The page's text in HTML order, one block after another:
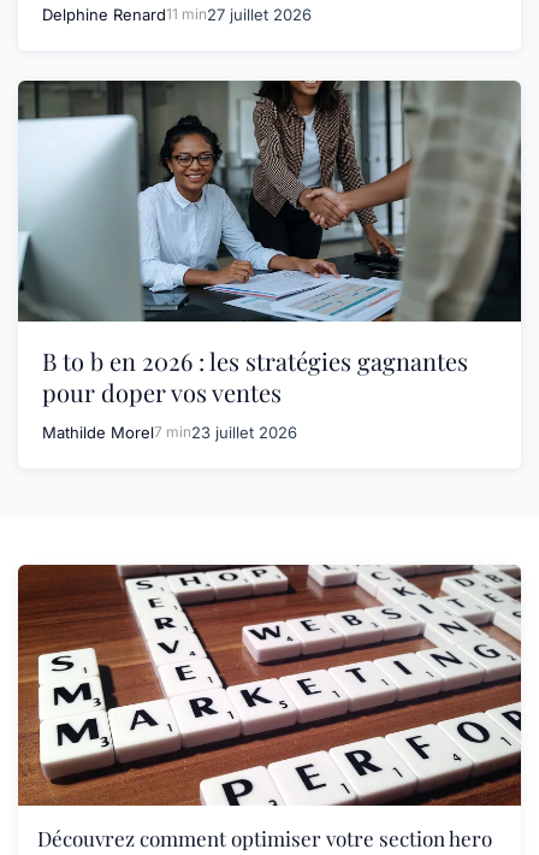
Delphine Renard11 min27 juillet 2026
B to b en 2026 : les stratégies gagnantes
pour doper vos ventes
Mathilde Morel7 min23 juillet 2026
Découvrez comment optimiser votre section hero